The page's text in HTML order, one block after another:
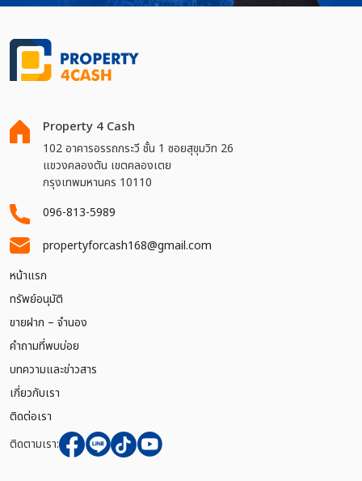
Property 4 Cash
102 อาคารอรรถกระวี ชั้น 1 ซอยสุขุมวิท 26
แขวงคลองตัน เขตคลองเตย
กรุงเทพมหานคร 10110
096-813-5989
propertyforcash168@gmail.com
หน้าแรก
ทรัพย์อนุมัติ
ขายฝาก – จำนอง
คำถามที่พบบ่อย
บทความและข่าวสาร
เกี่ยวกับเรา
ติดต่อเรา
ติดตามเรา: